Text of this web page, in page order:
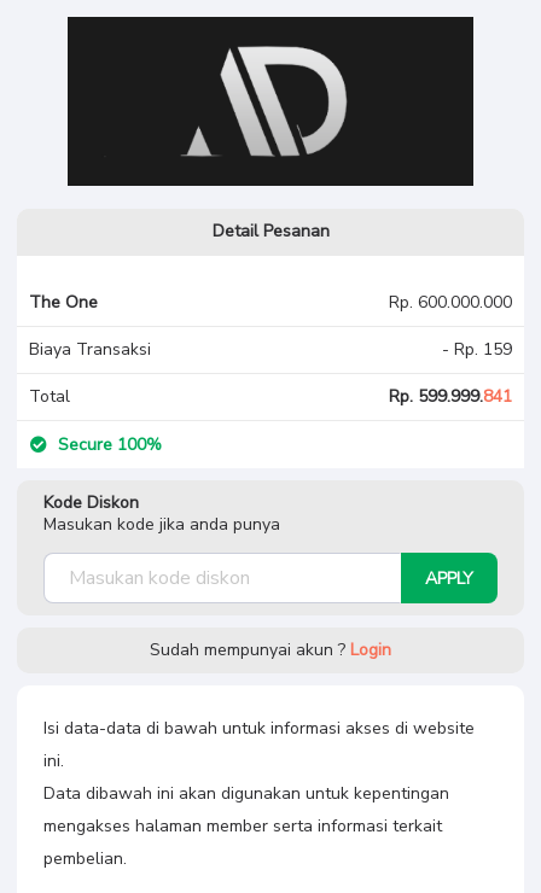
Detail Pesanan
The One Rp. 600.000.000
Biaya Transaksi - Rp. 159
Total Rp. 599.999.841
Secure 100%
Kode Diskon
Masukan kode jika anda punya
APPLY
Sudah mempunyai akun ? Login
Isi data-data di bawah untuk informasi akses di website
ini.
Data dibawah ini akan digunakan untuk kepentingan
mengakses halaman member serta informasi terkait
pembelian.